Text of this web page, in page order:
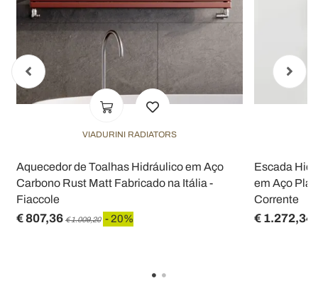
VIADURINI RADIATORS
Aquecedor de Toalhas Hidráulico em Aço
Carbono Rust Matt Fabricado na Itália -
Fiaccole
€ 807,36 € 1.009,20 - 20%
Escada
em Aço
Corrente
€ 1.272,34